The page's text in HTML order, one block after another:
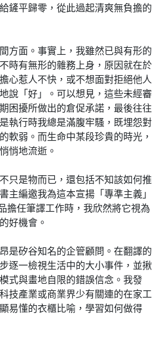
鏟平歸零，從此過起清爽無負擔的
方面。事實上，我雖然已與有形的
時有無形的雜務上身，原因就在於
心惹人不快，或不想面對拒絕他人
說「好」。可以想見，這些未經審
困擾所做出的倉促承諾，最後往往
執行時我總是滿腹牢騷，既埋怨對
軟弱。而生命中某段珍貴的時光，
悄地流逝。
只是物而已，還包括不知該如何推
主編邀我為這本宣揚「專準主義」
擔任筆譯工作時，我欣然將它視為
好機會。
是矽谷知名的企管顧問。在翻譯的
逐一檢視生活中的大小事件，並揪
式與畫地自限的錯誤信念。我發
技產業或商業界少有關連的在家工
易懂的衣櫃比喻，學習如何做得